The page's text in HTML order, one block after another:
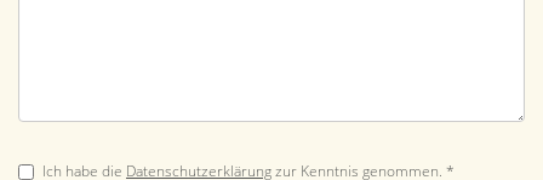
Ich habe die Datenschutzerklärungzur Kenntnis genommen. *